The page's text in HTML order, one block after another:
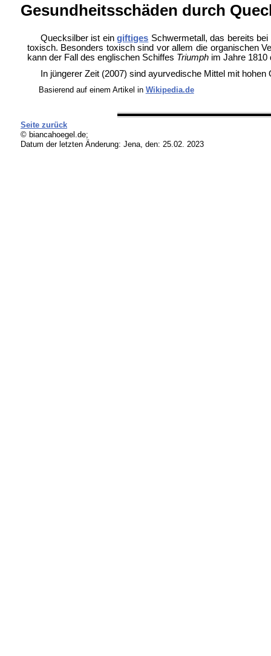
Gesundheitsschäden durch
Quecksilber ist eingiftiges Schwermetall, das bereits
toxisch. Besonders toxisch sind vor allem die organischen
kann der Fall des englischen Schiffes Triumphim Jahre 1810
In jüngerer Zeit (2007) sind ayurvedische Mittel mit
Basierend auf einem Artikel in Wikipedia.de
Seite zurück
© biancahoegel.de;
Datum der letzten Änderung: Jena, den: 25.02. 2023